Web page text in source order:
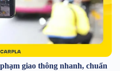
giao thông nhanh, chuẩn